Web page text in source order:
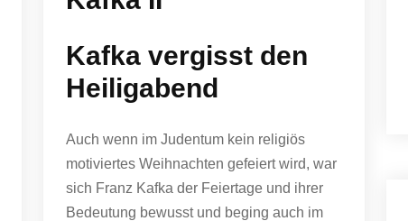
Kafka vergisst den
Heiligabend
Auch wenn im Judentum kein religiös
motiviertes Weihnachten gefeiert wird, war
sich Franz Kafka der Feiertage und ihrer
Bedeutung bewusst und beging auch im